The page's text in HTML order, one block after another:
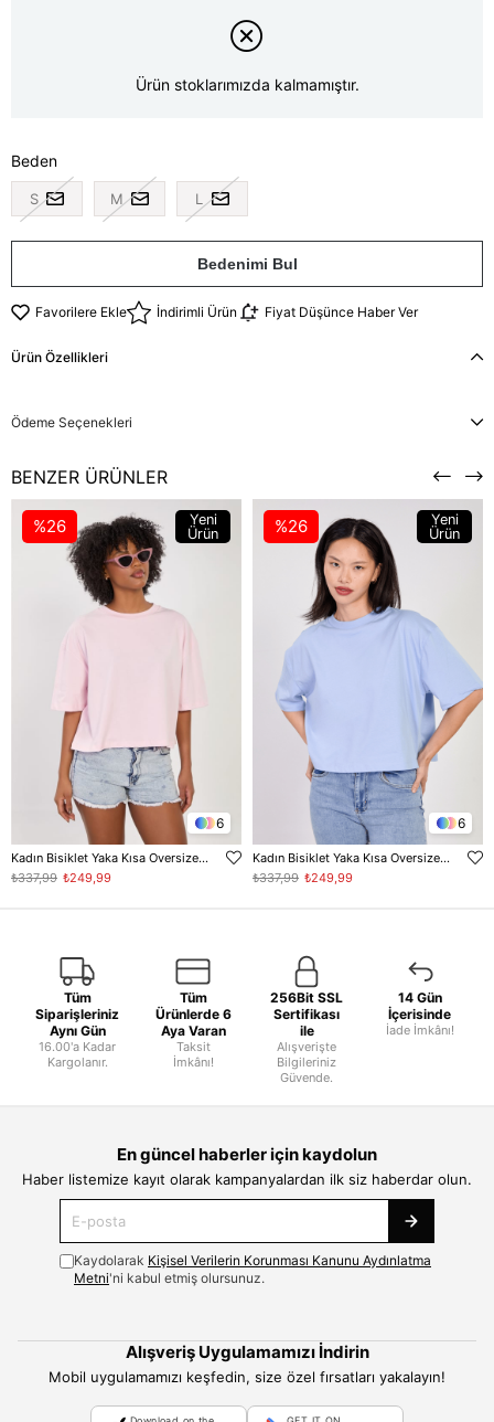
Ürün stoklarımızda kalmamıştır.
Beden
S M L
Bedenimi Bul
Favorilere Ekle İndirimli Ürün Fiyat Düşünce Haber Ver
Ürün Özellikleri
Ödeme Seçenekleri
BENZER ÜRÜNLER
6
Kadın Bisiklet Yaka Kısa Oversize T-Shirt - Toz Pembe
₺249,99
₺337,99
%26
Yeni
Ürün
6
Kadın Bisiklet Yaka Kısa Oversize T-Shirt - Bebe Mavi
₺249,99
₺337,99
%26
Yeni
Ürün
Tüm
Siparişleriniz
Aynı Gün
16.00'a Kadar
Kargolanır.
Tüm
Ürünlerde 6
Aya Varan
Taksit
İmkânı!
256Bit SSL
Sertifikası
ile
Alışverişte
Bilgileriniz
Güvende.
14 Gün
İçerisinde
İade İmkânı!
En güncel haberler için kaydolun
Haber listemize kayıt olarak kampanyalardan ilk siz haberdar olun.
Kaydolarak Kişisel Verilerin Korunması Kanunu Aydınlatma
Metni'ni kabul etmiş olursunuz.
Alışveriş Uygulamamızı İndirin
Mobil uygulamamızı keşfedin, size özel fırsatları yakalayın!